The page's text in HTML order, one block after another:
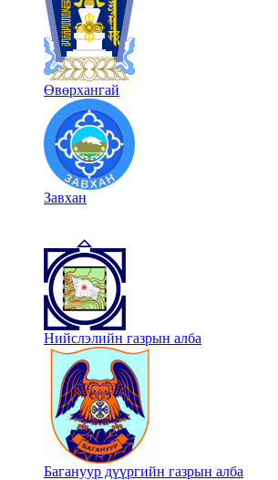
Өвөрхангай
Завхан
Нийслэлийн газрын алба
Багануур дүүргийн газрын алба